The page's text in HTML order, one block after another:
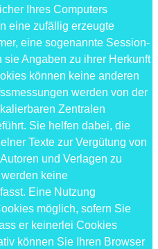
Ihres Computers
eine zufällig erzeugte
eine sogenannte Session-
sie Angaben zu ihrer Herkunft
können keine anderen
werden von der
Zentralen
Sie helfen dabei, die
Texte zur Vergütung von
und Verlagen zu
keine
Eine Nutzung
möglich, sofern Sie
er keinerlei Cookies
können Sie Ihren Browser